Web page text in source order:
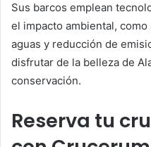
Sus barcos emplean
el impacto ambiental,
aguas y reducción de
disfrutar de la belleza de
conservación.
Reserva tu